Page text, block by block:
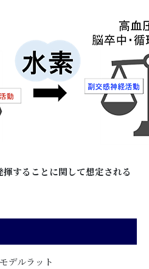
することに関して想定される
デルラット